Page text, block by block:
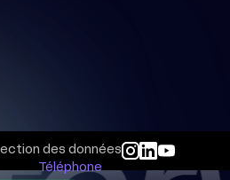
des données
Téléphone